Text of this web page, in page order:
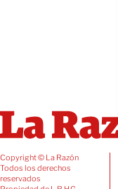
Copyright © La Razón
Todos los derechos
reservados